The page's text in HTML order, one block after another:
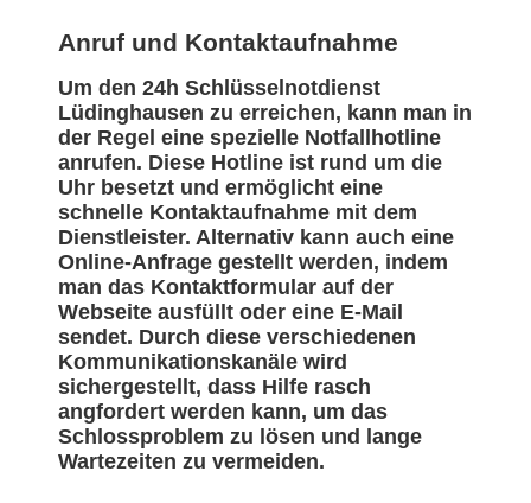
Anruf und Kontaktaufnahme
Um den 24h Schlüsselnotdienst
Lüdinghausen zu erreichen, kann man in
der Regel eine spezielle Notfallhotline
anrufen. Diese Hotline ist rund um die
Uhr besetzt und ermöglicht eine
schnelle Kontaktaufnahme mit dem
Dienstleister. Alternativ kann auch eine
Online-Anfrage gestellt werden, indem
man das Kontaktformular auf der
Webseite ausfüllt oder eine E-Mail
sendet. Durch diese verschiedenen
Kommunikationskanäle wird
sichergestellt, dass Hilfe rasch
angfordert werden kann, um das
Schlossproblem zu lösen und lange
Wartezeiten zu vermeiden.